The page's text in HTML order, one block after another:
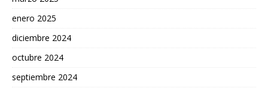
enero 2025
diciembre 2024
octubre 2024
septiembre 2024